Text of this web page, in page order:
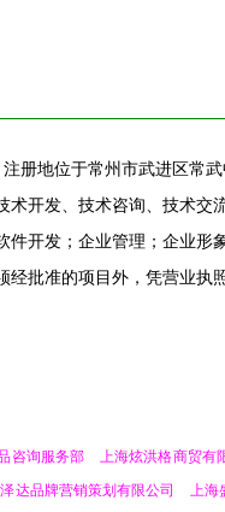
册地位于常州市武进区常
开发、技术咨询、技术交
开发；企业管理；企业形
批准的项目外，凭营业执
咨询服务部 上海炫洪格商贸有
达品牌营销策划有限公司 上海